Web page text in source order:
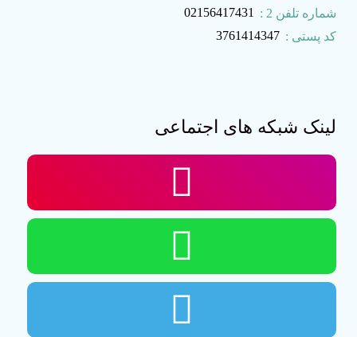
شماره تلفن 2 :
02156417431
کد پستی : 3761414347
لینک شبکه های اجتماعی